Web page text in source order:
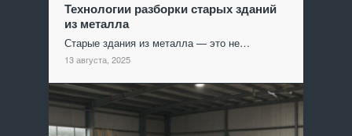
Технологии разборки старых зданий
из металла
Старые здания из металла — это не…
13 августа, 2025